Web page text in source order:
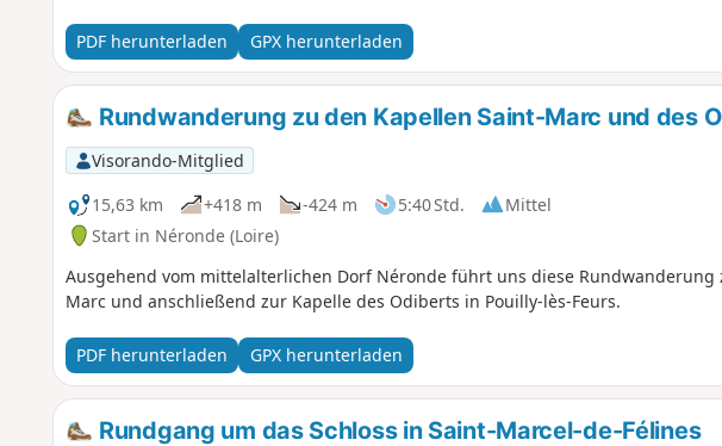
PDF herunterladen GPX herunterladen
Rundwanderung zu den Kapellen Saint-Marc und des
Visorando-Mitglied
15,63 km
+418 m -424 m 5:40 Std.
Mittel
Start in Néronde (Loire)
Ausgehend vom mittelalterlichen Dorf Néronde führt uns diese Rundwanderung
Marc und anschließend zur Kapelle des Odiberts in Pouilly-lès-Feurs.
PDF herunterladen GPX herunterladen
Rundgang um das Schloss in Saint-Marcel-de-Félines